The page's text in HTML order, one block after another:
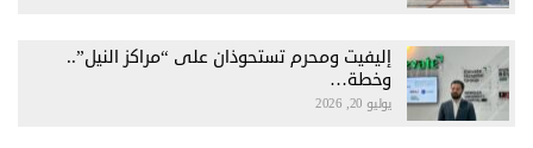
إليفيت ومحرم تستحوذان على “مراكز النيل”..
وخطة…
يوليو 20, 2026